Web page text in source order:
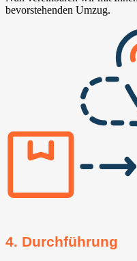
bevorstehenden Umzug.
4. Durchführung